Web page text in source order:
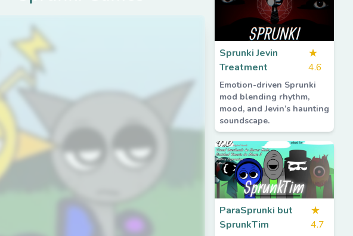
Sprunki Jevin
Treatment
★
4.6
Emotion-driven Sprunki
mod blending rhythm,
mood, and Jevin’s haunting
soundscape.
ParaSprunki but
SprunkTim
★
4.7